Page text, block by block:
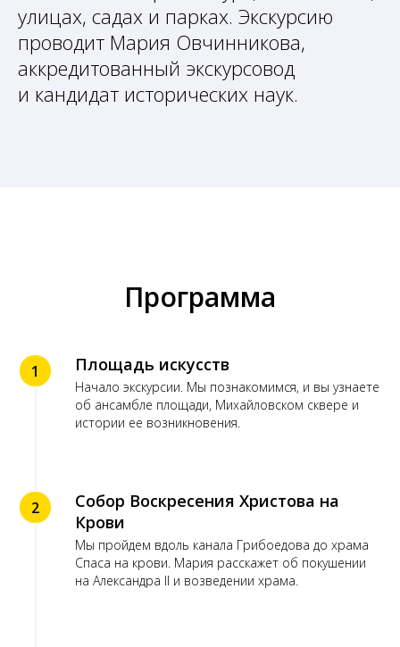
улицах, садах и парках. Экскурсию
проводит Мария Овчинникова,
аккредитованный экскурсовод
и кандидат исторических наук.
Программа
1 Площадь искусств
Начало экскурсии. Мы познакомимся, и вы узнаете
об ансамбле площади, Михайловском сквере и
истории ее возникновения.
2
Собор Воскресения Христова на
Крови
Мы пройдем вдоль канала Грибоедова до храма
Спаса на крови. Мария расскажет об покушении
на Александра II и возведении храма.